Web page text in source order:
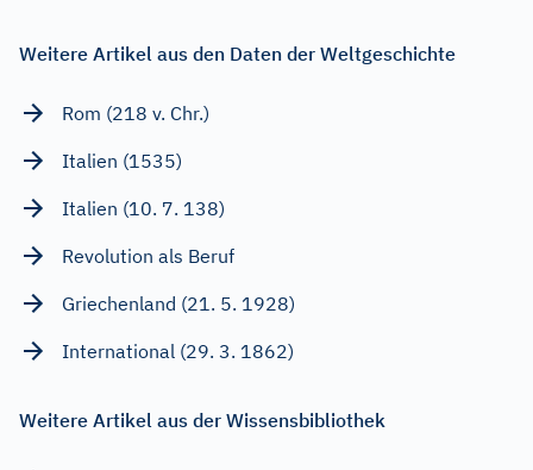
Weitere Artikel aus den Daten der Weltgeschichte
Rom (218 v. Chr.)
Italien (1535)
Italien (10. 7. 138)
Revolution als Beruf
Griechenland (21. 5. 1928)
International (29. 3. 1862)
Weitere Artikel aus der Wissensbibliothek